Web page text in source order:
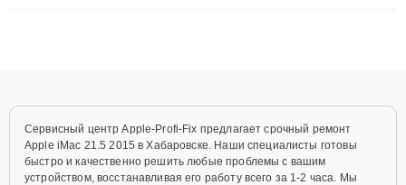
Сервисный центр Apple-Profi-Fix предлагает срочный ремонт
Apple iMac 21.5 2015 в Хабаровске. Наши специалисты готовы
быстро и качественно решить любые проблемы с вашим
устройством, восстанавливая его работу всего за 1-2 часа. Мы